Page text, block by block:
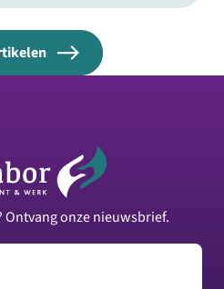
onze nieuwsbrief.